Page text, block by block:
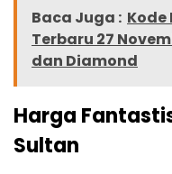
Baca Juga : Kode
Terbaru 27
dan Diamond
Harga
Sultan